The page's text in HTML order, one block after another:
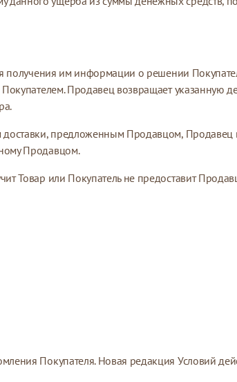
им информации о решении
Продавец возвращает указанную
доставки, предложенным Продавцом,
Продавцом.
Товар или Покупатель не предоставит
Покупателя. Новая редакция Условий